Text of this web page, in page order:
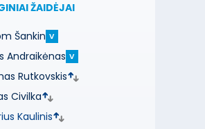
ŽAIDĖJAI
Šankin V
Andraikėnas V
Rutkovskis
Civilka
Kaulinis